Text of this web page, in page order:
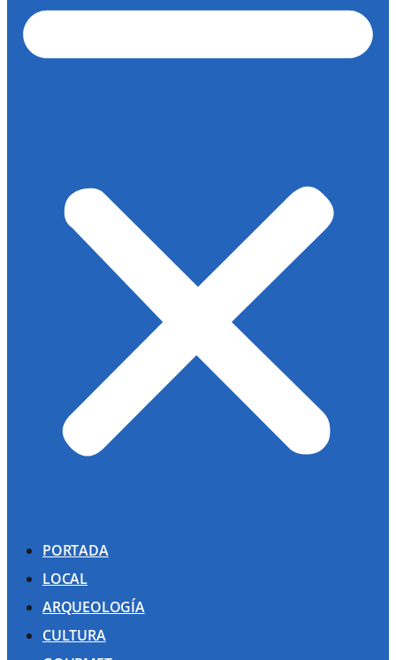
PORTADA
LOCAL
ARQUEOLOGÍA
CULTURA